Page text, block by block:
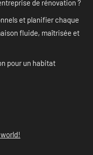
de rénovation ?
et planifier chaque
fluide, maîtrisée et
pour un habitat